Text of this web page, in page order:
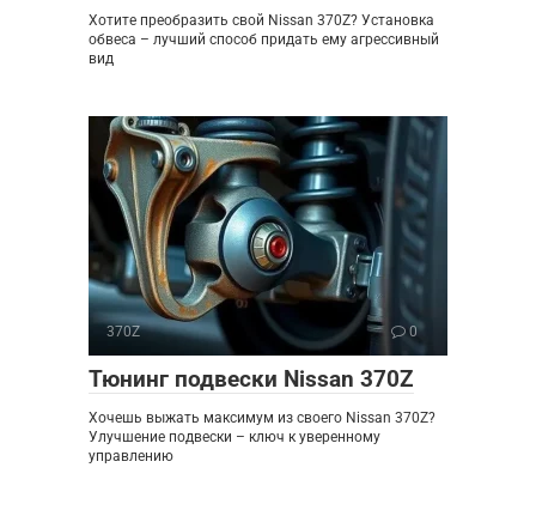
Хотите преобразить свой Nissan 370Z? Установка
обвеса – лучший способ придать ему агрессивный
вид
370Z 0
Тюнинг подвески Nissan 370Z
Хочешь выжать максимум из своего Nissan 370Z?
Улучшение подвески – ключ к уверенному
управлению